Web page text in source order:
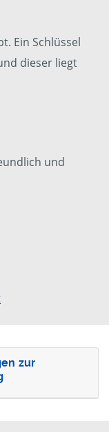
Ein Schlüssel
dieser liegt
und
zur